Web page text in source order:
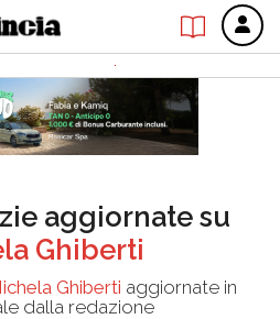
aggiornate su
Ghiberti
Ghiberti aggiornate in
dalla redazione